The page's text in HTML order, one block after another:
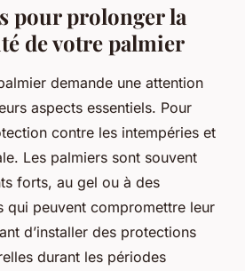
pour prolonger la
de votre palmier
demande une attention
aspects essentiels. Pour
contre les intempéries et
Les palmiers sont souvent
forts, au gel ou à des
qui peuvent compromettre leur
d’installer des protections
durant les périodes